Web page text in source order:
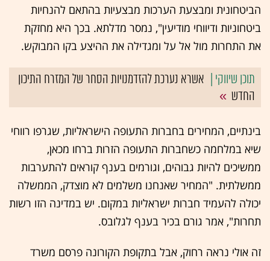
הביטחונית ומבצעת הערכות מבצעיות בהתאם להנחיות
ביטחוניות ודיווחי מודיעין", נמסר מדלתא. בכך היא מחזקת
את התחרות מול אל על ומגדילה את ההיצע בקו המבוקש.
אשרא נערכת להזדמנויות הסחר של המזרח התיכון
החדש
בינתיים, המחירים בחברות התעופה הישראליות, שגרפו רווחי
שיא במלחמה כשחברות התעופה הזרות ברחו מכאן,
ממשיכים להיות גבוהים, וגורמים בענף קוראים להתערבות
ממשלתית. "המחיר שאנחנו משלמים לא מוצדק, הממשלה
יכולה להעמיד חברות ישראליות במקום. יש במדינה הזו רשות
תחרות", אמר גורם בכיר בענף לגלובס.
זה אולי נראה רחוק, אבל בתקופת הקורונה פרסם משרד